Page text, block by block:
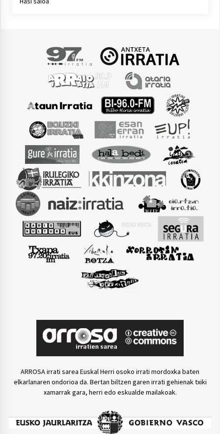
Arrosaren laburpen bideoa Hamaika
Telebistaren eskutik
2021/06/30
ARROSA irrati sarea Euskal Herri osoko irrati mordoxka baten
elkarlanaren ondorioa da. Bertan biltzen garen irrati gehienak txiki
xamarrak gara, herri edo eskualde mailakoak.